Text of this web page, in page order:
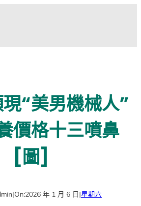
“美男機械人”
價格十三噴鼻
[圖]
|On:2026 年 1 月 6 日|星期六